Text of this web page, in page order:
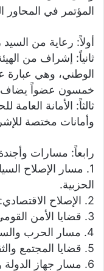
المؤتمر في المحاور
أولاً: رعاية من
ثانياً: إشراف من
الوطني، وهي عبارة
خمسون عضواً يضاف
ثالثاً: الأمانة
وأمانات مختصة
رابعاً: مسارات
1. مسار الإصلاح
الحزبية.
2. الإصلاح الاقتصادي: قضايا الإنتاج والعدالة الاجتماعية.
3. قضايا الأمن القومي والسياسة الخارجية.
4. مسار الحرب والسلام في السودان.
5. قضايا المجتمع والثقافة والهوية الجامعة.
6. مسار جهاز الدولة والخدمة المدنية.